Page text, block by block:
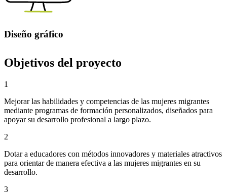
Diseño gráfico
Objetivos del proyecto
1
Mejorar las habilidades y competencias de las mujeres migrantes
mediante programas de formación personalizados, diseñados para
apoyar su desarrollo profesional a largo plazo.
2
Dotar a educadores con métodos innovadores y materiales atractivos
para orientar de manera efectiva a las mujeres migrantes en su
desarrollo.
3